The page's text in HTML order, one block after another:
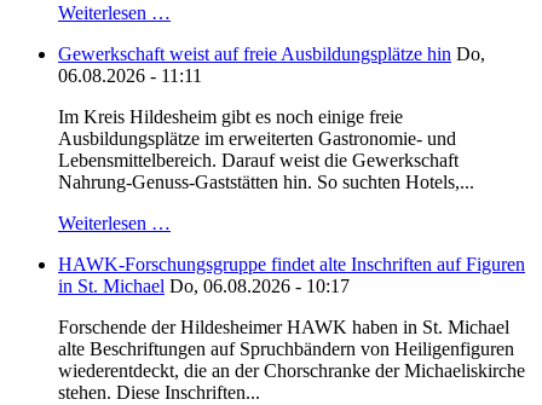
Weiterlesen …
Gewerkschaft weist auf freie Ausbildungsplätze hin Do,
06.08.2026 - 11:11
Im Kreis Hildesheim gibt es noch einige freie
Ausbildungsplätze im erweiterten Gastronomie- und
Lebensmittelbereich. Darauf weist die Gewerkschaft
Nahrung-Genuss-Gaststätten hin. So suchten Hotels,...
Weiterlesen …
HAWK-Forschungsgruppe findet alte Inschriften auf Figuren
in St. Michael Do, 06.08.2026 - 10:17
Forschende der Hildesheimer HAWK haben in St. Michael
alte Beschriftungen auf Spruchbändern von Heiligenfiguren
wiederentdeckt, die an der Chorschranke der Michaeliskirche
stehen. Diese Inschriften...